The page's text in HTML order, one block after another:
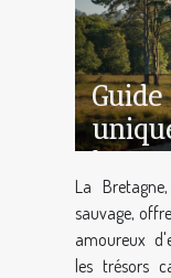
La
sauvage,
amoureux
les trésors